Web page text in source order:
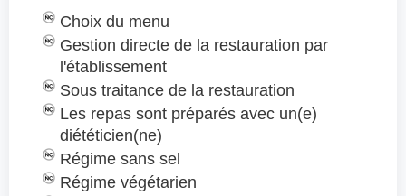
Choix du menu
Gestion directe de la restauration par
l'établissement
Sous traitance de la restauration
Les repas sont préparés avec un(e)
diététicien(ne)
Régime sans sel
Régime végétarien